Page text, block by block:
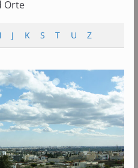
Orte
J K S T U Z